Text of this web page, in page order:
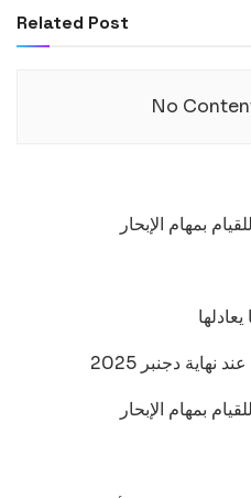
Related Post
No
بمهام الإبحار
بمهام الإبحار